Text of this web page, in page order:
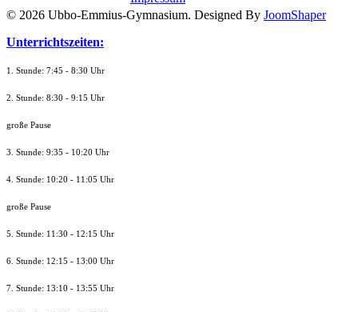
© 2026 Ubbo-Emmius-Gymnasium. Designed By JoomShaper
Unterrichtszeiten:
1. Stunde: 7:45 - 8:30 Uhr
2. Stunde: 8:30 - 9:15 Uhr
große Pause
3. Stunde: 9:35 - 10:20 Uhr
4. Stunde: 10:20 - 11:05 Uhr
große Pause
5. Stunde: 11:30 - 12:15 Uhr
6. Stunde: 12:15 - 13:00 Uhr
7. Stunde: 13:10 - 13:55 Uhr